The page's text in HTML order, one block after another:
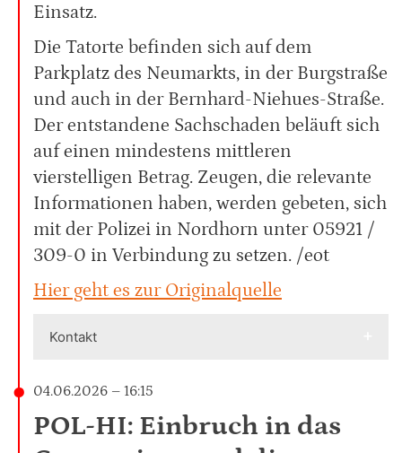
Einsatz.
Die Tatorte befinden sich auf dem
Parkplatz des Neumarkts, in der Burgstraße
und auch in der Bernhard-Niehues-Straße.
Der entstandene Sachschaden beläuft sich
auf einen mindestens mittleren
vierstelligen Betrag. Zeugen, die relevante
Informationen haben, werden gebeten, sich
mit der Polizei in Nordhorn unter 05921 /
309-0 in Verbindung zu setzen. /eot
Hier geht es zur Originalquelle
Kontakt
04.06.2026 – 16:15
POL-HI: Einbruch in das